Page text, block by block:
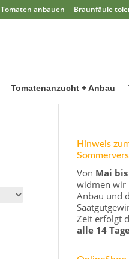
Tomaten anbauen Braunfäule
Tomatenanzucht + Anbau
Hinweis
Von Mai
widmen wir
Anbau und
Zeit erfolgt
alle 14